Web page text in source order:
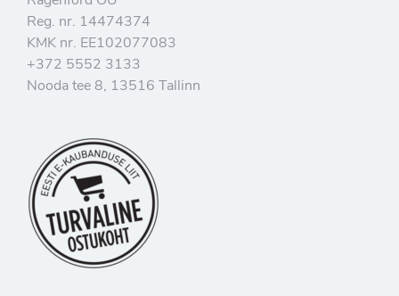
Reg. nr. 14474374
KMK nr. EE102077083
+372 5552 3133
Nooda tee 8, 13516 Tallinn